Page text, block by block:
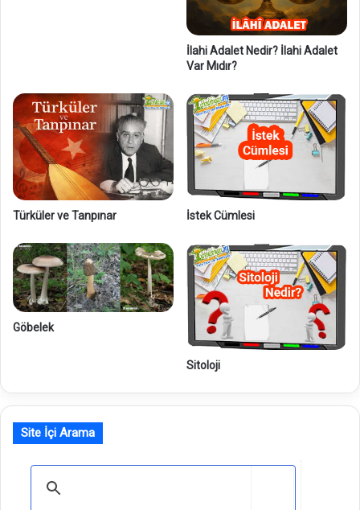
r
İlahi Adalet Nedir? İlahi Adalet
Var Mıdır?
Türküler ve Tanpınar İstek Cümlesi
Göbelek
Sitoloji
Site İçi Arama